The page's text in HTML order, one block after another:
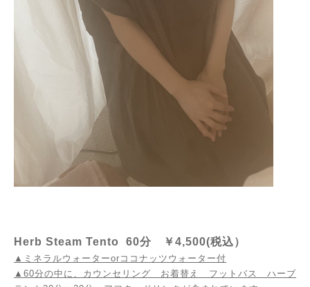
Herb Steam Tento 60分 ￥4,500(税込）
▲ミネラルウォーターorココナッツウォーター付
▲60分の中に、カウンセリング お着替え フットバス ハーブ